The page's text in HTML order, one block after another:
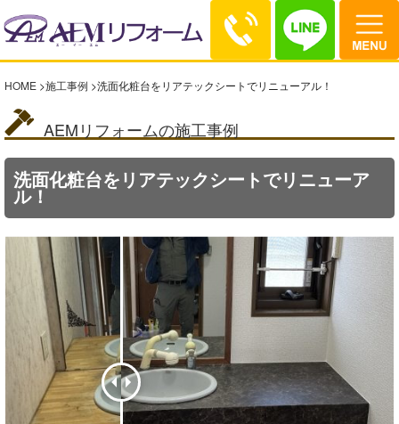
HOME >施工事例 >洗面化粧台をリアテックシートでリニューアル！
AEMリフォームの施工事例
洗面化粧台をリアテックシートでリニューア
ル！